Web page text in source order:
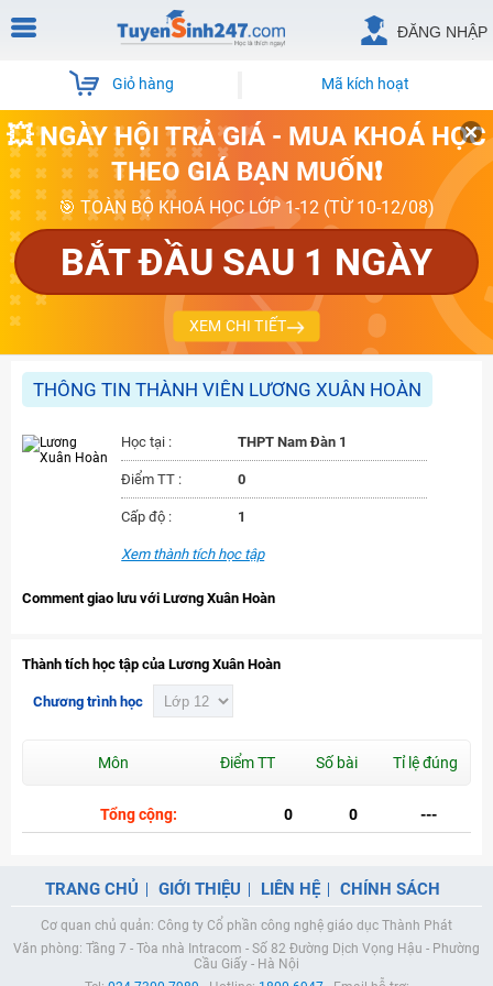
ĐĂNG NHẬP
Giỏ hàng Mã kích hoạt
💥 NGÀY HỘI TRẢ GIÁ - MUA KHOÁ HỌC
THEO GIÁ BẠN MUỐN❗
🎯 TOÀN BỘ KHOÁ HỌC LỚP 1-12 (TỪ 10-12/08)
BẮT ĐẦU SAU 1 NGÀY
XEM CHI TIẾT
THÔNG TIN THÀNH VIÊN LƯƠNG XUÂN HOÀN
Học tại : THPT Nam Đàn 1
Điểm TT : 0
Cấp độ : 1
Xem thành tích học tập
Comment giao lưu với Lương Xuân Hoàn
Thành tích học tập của Lương Xuân Hoàn
Chương trình học
Môn Điểm TT Số bài Tỉ lệ đúng
Tổng cộng: 0 0 ---
TRANG CHỦ GIỚI THIỆU LIÊN HỆ CHÍNH SÁCH
Cơ quan chủ quản: Công ty Cổ phần công nghệ giáo dục Thành Phát
Văn phòng: Tầng 7 - Tòa nhà Intracom - Số 82 Đường Dịch Vọng Hậu - Phường
Cầu Giấy - Hà Nội